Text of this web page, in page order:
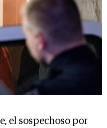
el sospechoso por